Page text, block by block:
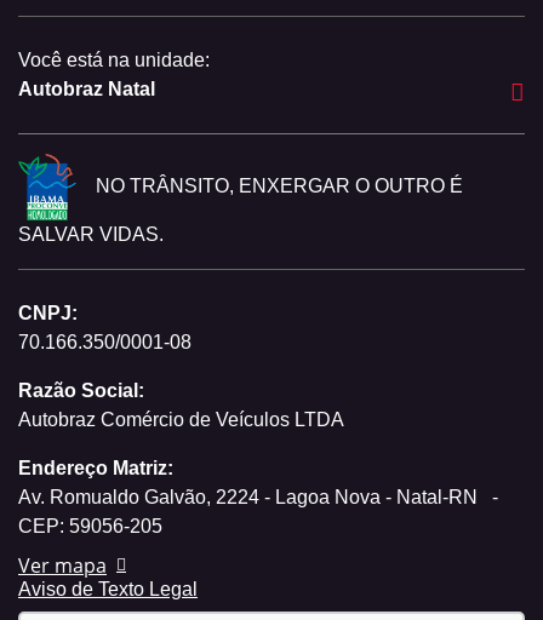
Você está na unidade:
Autobraz Natal
NO TRÂNSITO, ENXERGAR O OUTRO É
SALVAR VIDAS.
CNPJ:
70.166.350/0001-08
Razão Social:
Autobraz Comércio de Veículos LTDA
Endereço Matriz:
Av. Romualdo Galvão, 2224 - Lagoa Nova - Natal-RN
-
CEP: 59056-205
Ver mapa
Aviso de Texto Legal